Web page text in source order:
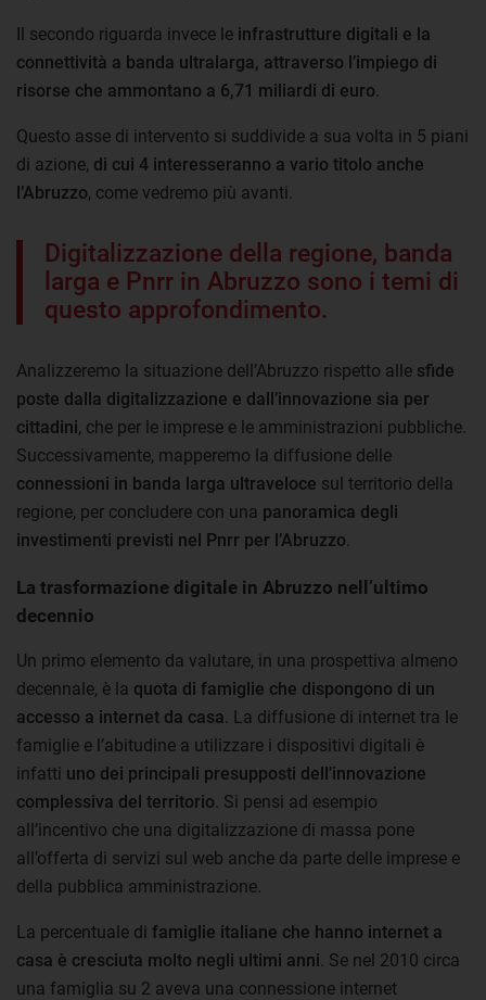
Il secondo riguarda invece le infrastrutture digitali e la
connettività a banda ultralarga, attraverso l’impiego di
risorse che ammontano a 6,71 miliardi di euro.
Questo asse di intervento si suddivide a sua volta in 5 piani
di azione, di cui 4 interesseranno a vario titolo anche
l’Abruzzo, come vedremo più avanti.
Digitalizzazione della regione, banda
larga e Pnrr in Abruzzo sono i temi di
questo approfondimento.
Analizzeremo la situazione dell’Abruzzo rispetto alle sfide
poste dalla digitalizzazione e dall’innovazione sia per
cittadini, che per le imprese e le amministrazioni pubbliche.
Successivamente, mapperemo la diffusione delle
connessioni in banda larga ultraveloce sul territorio della
regione, per concludere con una panoramica degli
investimenti previsti nel Pnrr per l’Abruzzo.
La trasformazione digitale in Abruzzo nell’ultimo
decennio
Un primo elemento da valutare, in una prospettiva almeno
decennale, è la quota di famiglie che dispongono di un
accesso a internet da casa. La diffusione di internet tra le
famiglie e l’abitudine a utilizzare i dispositivi digitali è
infatti uno dei principali presupposti dell’innovazione
complessiva del territorio. Si pensi ad esempio
all’incentivo che una digitalizzazione di massa pone
all’offerta di servizi sul web anche da parte delle imprese e
della pubblica amministrazione.
La percentuale di famiglie italiane che hanno internet a
casa è cresciuta molto negli ultimi anni. Se nel 2010 circa
una famiglia su 2 aveva una connessione internet